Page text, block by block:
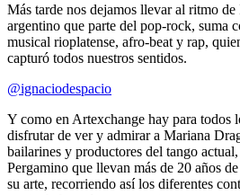
Más tarde nos dejamos llevar al ritmo
argentino que parte del pop-rock, suma
musical rioplatense, afro-beat y rap,
capturó todos nuestros sentidos.
@ignaciodespacio
Y como en Artexchange hay para todos
disfrutar de ver y admirar a Mariana
bailarines y productores del tango
Pergamino que llevan más de 20 años
su arte, recorriendo así los diferentes